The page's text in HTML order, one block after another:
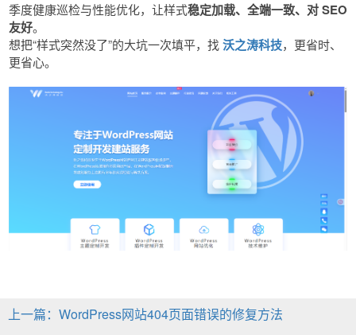
季度健康巡检与性能优化，让样式稳定加载、全端一致、对 SEO
友好。
想把“样式突然没了”的大坑一次填平，找沃之涛科技，更省时、
更省心。
上一篇：WordPress网站404页面错误的修复方法